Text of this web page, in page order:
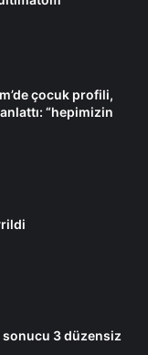
çocuk profili,
anlattı: “hepimizin
sonucu 3 düzensiz